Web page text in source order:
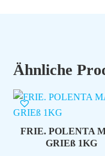
Ähnliche
FRIE. POLENTA
GRIEß 1KG